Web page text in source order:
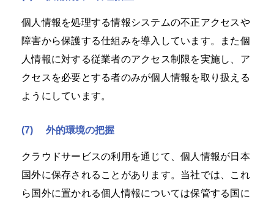
個人情報を処理する情報システムの不正アクセスや
障害から保護する仕組みを導入しています。また個
人情報に対する従業者のアクセス制限を実施し、ア
クセスを必要とする者のみが個人情報を取り扱える
ようにしています。
(7) 外的環境の把握
クラウドサービスの利用を通じて、個人情報が日本
国外に保存されることがあります。当社では、これ
ら国外に置かれる個人情報については保管する国に